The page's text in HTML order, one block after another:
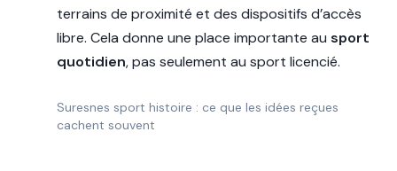
terrains de proximité et des dispositifs d’accès
libre. Cela donne une place importante au sport
quotidien, pas seulement au sport licencié.
Suresnes sport histoire : ce que les idées reçues
cachent souvent